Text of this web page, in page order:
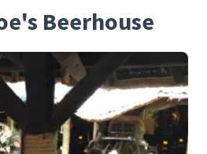
Beerhouse